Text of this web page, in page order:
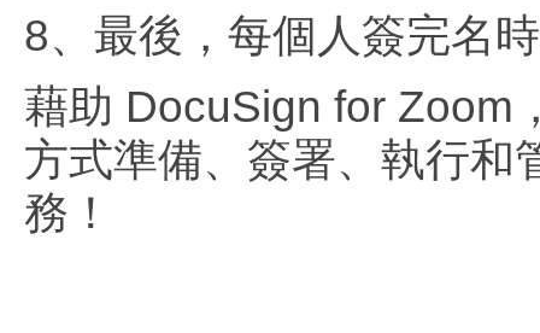
8、最後，每個人簽完名
藉助 DocuSign for Zoom
方式準備、簽署、執行和
務！